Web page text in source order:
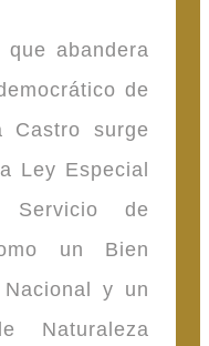
abandera
de
Castro surge
Ley Especial
Servicio de
un Bien
y un
Naturaleza